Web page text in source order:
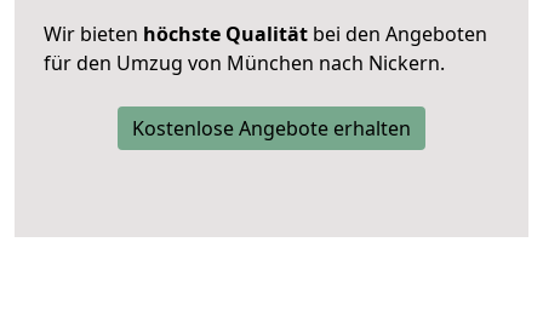
Wir bieten höchste Qualität bei den Angeboten
für den Umzug von München nach Nickern.
Kostenlose Angebote erhalten